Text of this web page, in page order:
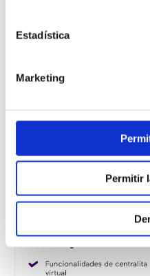
Estadística
Marketing
Permitir
EMPEZAR A
Tu asistente personal te
comunicaciones
dispositivo —fijo, móvil
estés donde estés.